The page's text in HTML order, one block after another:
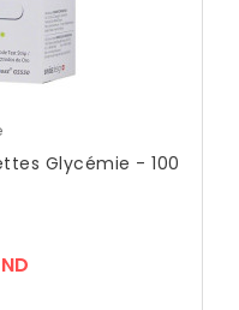
Glycémie - 100